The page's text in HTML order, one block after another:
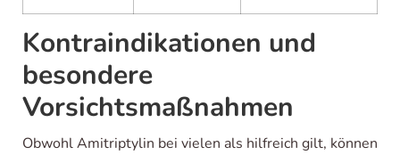
Kontraindikationen und
besondere
Vorsichtsmaßnahmen
Obwohl Amitriptylin bei vielen als hilfreich gilt, können